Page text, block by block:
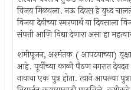
विजय मिळवला. नऊ दिवस हे युध्द चालले
विजया देवीच्या स्मरणार्थ या दिवसाला
संपत्ती आणि विद्या देणारा असा हा
शमीपूजन, अश्मंतक ( आपटयाच्या)
आहे. पूर्वीच्या काळी पैठण नगरात देवदत्त
नावाचा एक पुत्र होता. त्याने आपल्या